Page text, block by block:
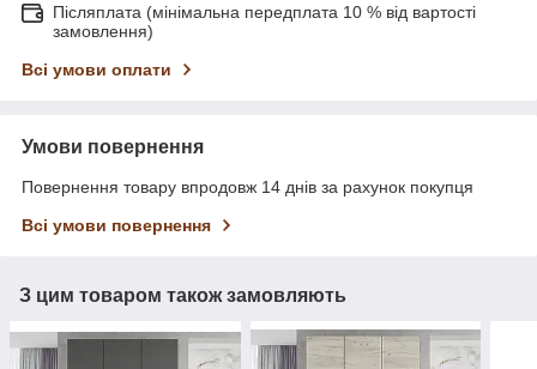
Післяплата (мінімальна передплата 10 % від вартості
замовлення)
Всі умови оплати
Умови повернення
Повернення товару впродовж 14 днів за рахунок покупця
Всі умови повернення
З цим товаром також замовляють